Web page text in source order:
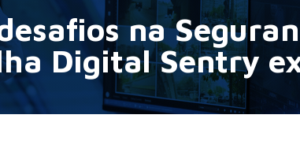
na
Digital Sentry